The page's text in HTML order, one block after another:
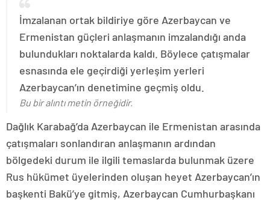
İmzalanan ortak bildiriye göre Azerbaycan ve
Ermenistan güçleri anlaşmanın imzalandığı anda
bulundukları noktalarda kaldı. Böylece çatışmalar
esnasında ele geçirdiği yerleşim yerleri
Azerbaycan’ın denetimine geçmiş oldu.
Bu bir alıntı metin örneğidir.
Dağlık Karabağ’da Azerbaycan ile Ermenistan arasında
çatışmaları sonlandıran anlaşmanın ardından
bölgedeki durum ile ilgili temaslarda bulunmak üzere
Rus hükümet üyelerinden oluşan heyet Azerbaycan’ın
başkenti Bakü’ye gitmiş, Azerbaycan Cumhurbaşkanı